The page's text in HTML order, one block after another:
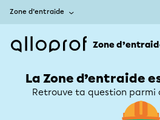
Zone d’entraide
Zone
La Zone d’entraide
Retrouve ta question parmi